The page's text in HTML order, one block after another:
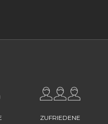
ZUFRIEDENE